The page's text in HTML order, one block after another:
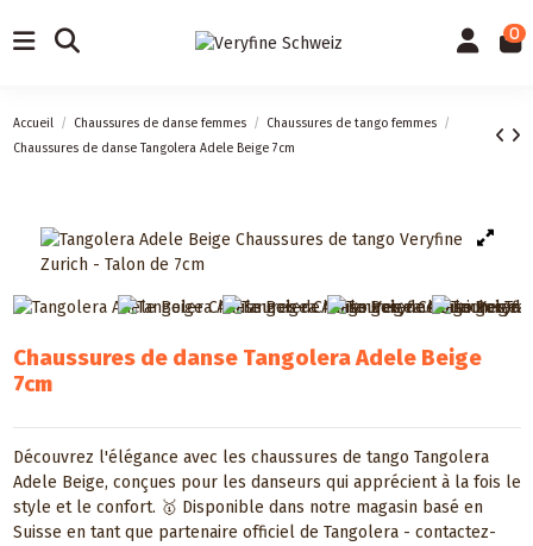
0
Accueil Chaussures de danse femmes
Chaussures de tango femmes
Chaussures de danse Tangolera Adele Beige 7cm
Chaussures de danse Tangolera Adele Beige
7cm
Découvrez l'élégance avec les chaussures de tango Tangolera
Adele Beige, conçues pour les danseurs qui apprécient à la fois le
style et le confort. 🥇 Disponible dans notre magasin basé en
Suisse en tant que partenaire officiel de Tangolera - contactez-